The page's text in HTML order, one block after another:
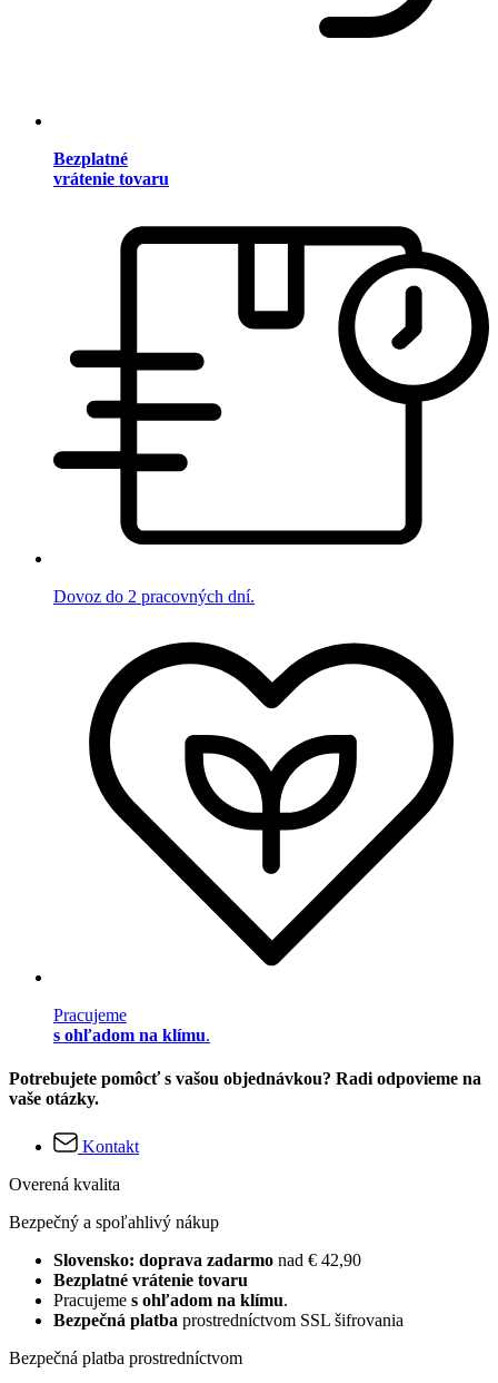
Bezplatné
vrátenie tovaru
Dovoz do 2 pracovných dní.
Pracujeme
s ohľadom na klímu.
Potrebujete pomôcť s vašou objednávkou? Radi odpovieme na
vaše otázky.
Kontakt
Overená kvalita
Bezpečný a spoľahlivý nákup
Slovensko: doprava zadarmo nad € 42,90
Bezplatné vrátenie tovaru
Pracujeme s ohľadom na klímu.
Bezpečná platba prostredníctvom SSL šifrovania
Bezpečná platba prostredníctvom